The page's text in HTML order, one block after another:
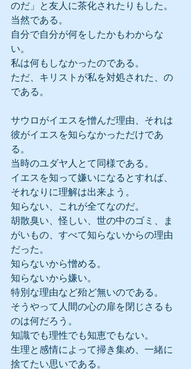
のだ」と友人に茶化されたりもした。
当然である。
自分で自分が何をしたかもわからな
い。
私は何もしなかったのである。
ただ、キリストが私を対処された、の
である。
サウロがイエスを憎んだ理由、それは
彼がイエスを知らなかっただけであ
る。
当時のユダヤ人とて同様である。
イエスを知って嫌いになるとすれば、
それなりに理解は出来よう。
知らない、これが全てなのだ。
胡散臭い、怪しい、世の中のゴミ、ま
がいもの、すべて知らないからの理由
だった。
知らないから憎める。
知らないから嫌い。
特別な理由など殆ど無いのである。
そうやって人間の心の扉を閉じさるも
のは何だろう。
知識でも理性でも知恵でもない。
生理と感情によって掃き集め、一緒に
捨てたい思いである。